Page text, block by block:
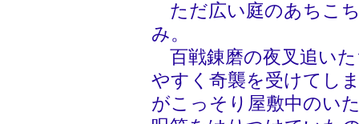
ただ広い庭のあちこ
み。
百戦錬磨の夜叉追い
やすく奇襲を受けてし
がこっそり屋敷中のい